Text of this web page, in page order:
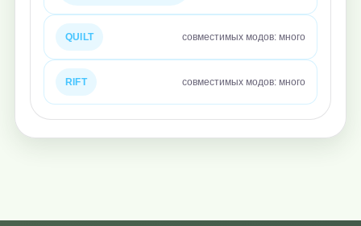
QUILT совместимых модов: много
RIFT совместимых модов: много